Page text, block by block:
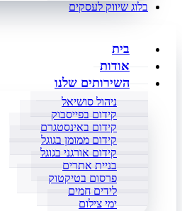
בלוג שיווק לעסקים
בית
אודות
השירותים שלנו
ניהול סושיאל
קידום בפייסבוק
קידום באינסטגרם
קידום ממומן בגוגל
קידום אורגני בגוגל
בניית אתרים
פרסום בטיקטוק
לידים חמים
ימי צילום